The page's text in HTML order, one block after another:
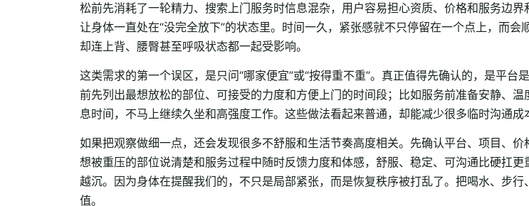
松前先消耗了一轮精力、搜索上门服务时信息混杂，用户容易担心资质、价格和服务边
让身体一直处在“没完全放下”的状态里。时间一久，紧张感就不只停留在一个点上，而
却连上背、腰臀甚至呼吸状态都一起受影响。
这类需求的第一个误区，是只问“哪家便宜”或“按得重不重”。真正值得先确认的，是平
前先列出最想放松的部位、可接受的力度和方便上门的时间段；比如服务前准备安静、
息时间，不马上继续久坐和高强度工作。这些做法看起来普通，却能减少很多临时沟通成
如果把观察做细一点，还会发现很多不舒服和生活节奏高度相关。先确认平台、项目、
想被重压的部位说清楚和服务过程中随时反馈力度和体感，舒服、稳定、可沟通比硬扛
越沉。因为身体在提醒我们的，不只是局部紧张，而是恢复秩序被打乱了。把喝水、步
值。